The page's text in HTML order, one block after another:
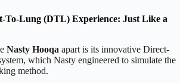
To-Lung (DTL) Experience: Just Like a
Nasty Hooqa apart is its innovative Direct-
which Nasty engineered to simulate the
method.